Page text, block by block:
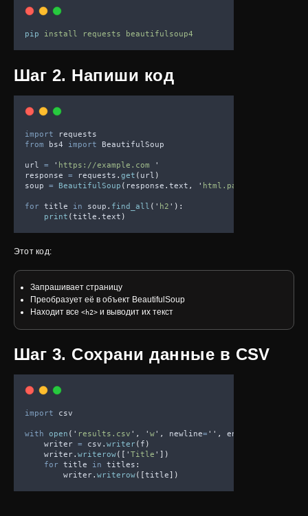
pip install requests beautifulsoup4
Шаг 2. Напиши код
import requests
from bs4 import BeautifulSoup
url = ' https://example.com
'
response = requests . get ( url )
soup = BeautifulSoup ( response . text , ' html.parser
for title in soup . find_all ( ' h2 ' ):
print (title . text )
Этот код:
Запрашивает страницу
Преобразует её в объект BeautifulSoup
Находит все <h2>и выводит их текст
Шаг 3. Сохрани данные в CSV
import csv
with open ( ' results.csv ' , ' w' , newline= '' , encoding
    writer
= csv . writer( f )
    writer
. writerow([ ' Title ' ])
for title in titles :
        writer
. writerow([title])